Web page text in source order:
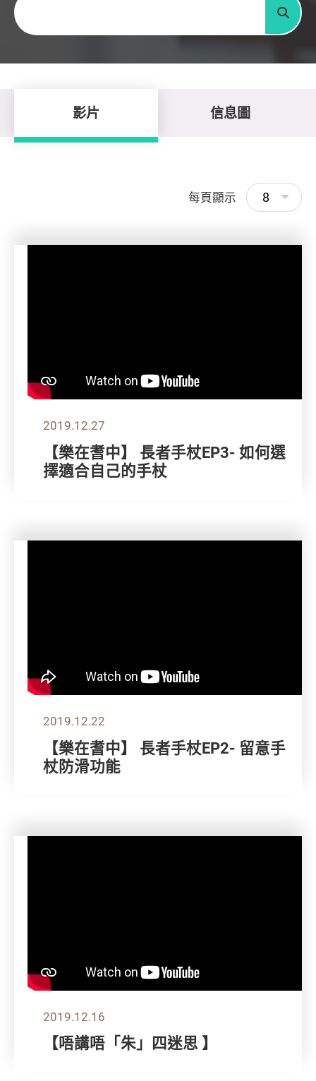
搜尋
影片 信息圖
每頁顯示 8
2019.12.27
【樂在耆中】 長者手杖EP3- 如何選
擇適合自己的手杖
2019.12.22
【樂在耆中】 長者手杖EP2- 留意手
杖防滑功能
2019.12.16
【唔講唔「朱」四迷思 】